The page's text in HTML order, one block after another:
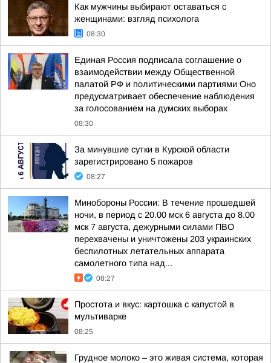
Как мужчины выбирают оставаться с
женщинами: взгляд психолога
08:30
Единая Россия подписала соглашение о
взаимодействии между Общественной
палатой РФ и политическими партиями Оно
предусматривает обеспечение наблюдения
за голосованием на думских выборах
08:30
За минувшие сутки в Курской области
зарегистрировано 5 пожаров
08:27
Минобороны России: В течение прошедшей
ночи, в период с 20.00 мск 6 августа до 8.00
мск 7 августа, дежурными силами ПВО
перехвачены и уничтожены 203 украинских
беспилотных летательных аппарата
самолетного типа над...
08:27
Простота и вкус: картошка с капустой в
мультиварке
08:25
Грудное молоко – это живая система, которая